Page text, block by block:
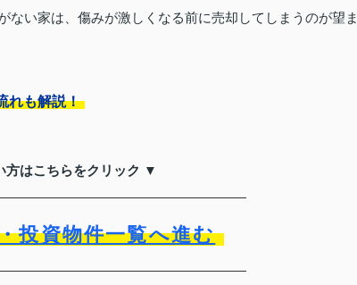
い家は、傷みが激しくなる前に売却してしまうのが望ま
れも解説！
方はこちらをクリック ▼
投資物件一覧へ進む